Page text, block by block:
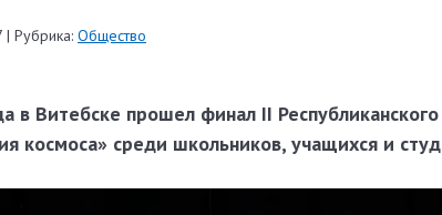
| Рубрика: Общество
в Витебске прошел финал II
космоса» среди школьников, учащихся и